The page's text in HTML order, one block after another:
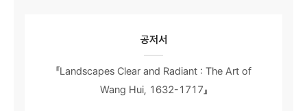
공저서
『Landscapes Clear and Radiant : The Art of
Wang Hui, 1632-1717』